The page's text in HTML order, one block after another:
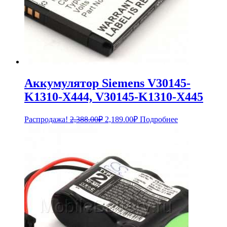
Аккумулятор Siemens V30145-
K1310-X444, V30145-K1310-X445
Распродажа! 2,388.00₽ Первоначальная
2,189.00₽Текущая
Подробнее